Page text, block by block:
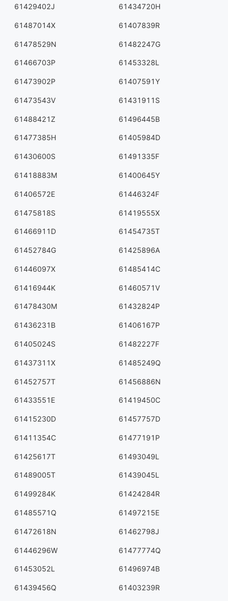
61429402J 61434720H
61487014X 61407839R
61478529N 61482247G
61466703P 61453328L
61473902P 61407591Y
61473543V 61431911S
61488421Z 61496445B
61477385H 61405984D
61430600S 61491335F
61418883M 61400645Y
61406572E 61446324F
61475818S 61419555X
61466911D 61454735T
61452784G 61425896A
61446097X 61485414C
61416944K 61460571V
61478430M 61432824P
61436231B 61406167P
61405024S 61482227F
61437311X 61485249Q
61452757T 61456886N
61433551E 61419450C
61415230D 61457757D
61411354C 61477191P
61425617T 61493049L
61489005T 61439045L
61499284K 61424284R
61485571Q 61497215E
61472618N 61462798J
61446296W 61477774Q
61453052L 61496974B
61439456Q 61403239R